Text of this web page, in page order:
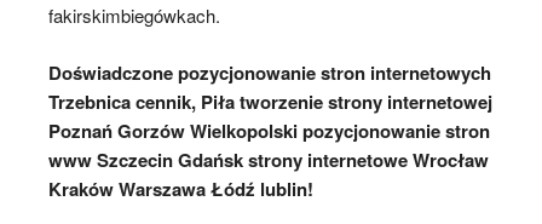
fakirskimbiegówkach.
Doświadczone pozycjonowanie stron internetowych
Trzebnica cennik, Piła tworzenie strony internetowej
Poznań Gorzów Wielkopolski pozycjonowanie stron
www Szczecin Gdańsk strony internetowe Wrocław
Kraków Warszawa Łódź lublin!